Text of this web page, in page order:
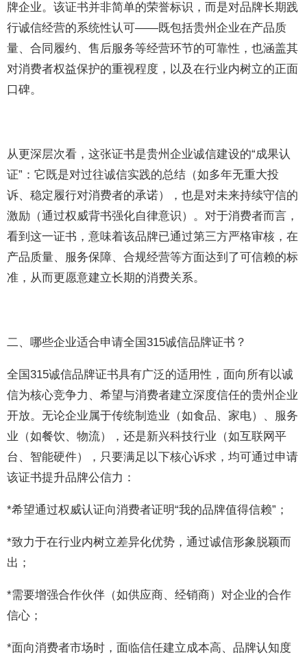
牌企业。该证书并非简单的荣誉标识，而是对品牌长期践
行诚信经营的系统性认可——既包括贵州企业在产品质
量、合同履约、售后服务等经营环节的可靠性，也涵盖其
对消费者权益保护的重视程度，以及在行业内树立的正面
口碑。
从更深层次看，这张证书是贵州企业诚信建设的“成果认
证”：它既是对过往诚信实践的总结（如多年无重大投
诉、稳定履行对消费者的承诺），也是对未来持续守信的
激励（通过权威背书强化自律意识）。对于消费者而言，
看到这一证书，意味着该品牌已通过第三方严格审核，在
产品质量、服务保障、合规经营等方面达到了可信赖的标
准，从而更愿意建立长期的消费关系。
二、哪些企业适合申请全国315诚信品牌证书？
全国315诚信品牌证书具有广泛的适用性，面向所有以诚
信为核心竞争力、希望与消费者建立深度信任的贵州企业
开放。无论企业属于传统制造业（如食品、家电）、服务
业（如餐饮、物流），还是新兴科技行业（如互联网平
台、智能硬件），只要满足以下核心诉求，均可通过申请
该证书提升品牌公信力：
*希望通过权威认证向消费者证明“我的品牌值得信赖”；
*致力于在行业内树立差异化优势，通过诚信形象脱颖而
出；
*需要增强合作伙伴（如供应商、经销商）对企业的合作
信心；
*面向消费者市场时，面临信任建立成本高、品牌认知度